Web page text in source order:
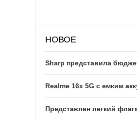
НОВОЕ
Sharp представила
Realme 16x 5G с емким
Представлен легкий